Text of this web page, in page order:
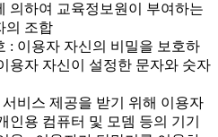
의하여 교육정보원이 부여하는
의 조합
: 이용자 자신의 비밀을 보호하
용자 자신이 설정한 문자와 숫자
비스 제공을 받기 위해 이용자
인용 컴퓨터 및 모뎀 등의 기기